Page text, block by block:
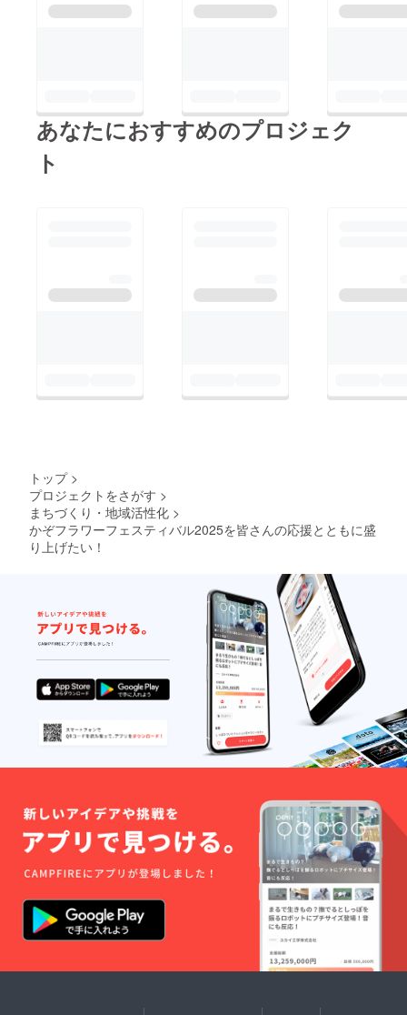
あなたにおすすめのプロジェク
ト
トップ >
プロジェクトをさがす >
まちづくり・地域活性化 >
かぞフラワーフェスティバル2025を皆さんの応援とともに盛
り上げたい！